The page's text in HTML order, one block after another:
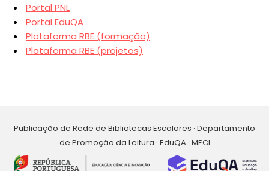
Portal PNL
Portal EduQA
Plataforma RBE (formação)
Plataforma RBE (projetos)
Publicação de Rede de Bibliotecas Escolares · Departamento
de Promoção da Leitura · EduQA · MECI